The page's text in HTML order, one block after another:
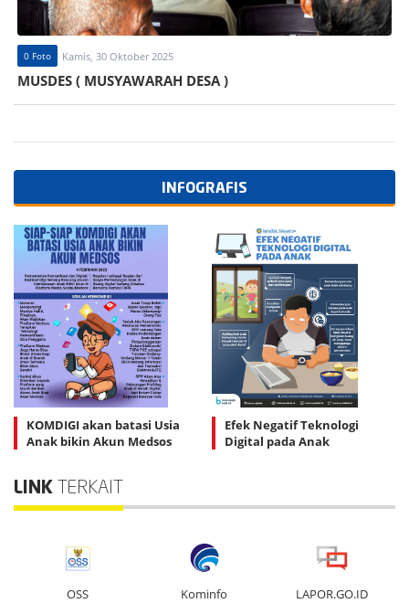
0 Foto Kamis, 30 Oktober 2025
MUSDES ( MUSYAWARAH DESA )
INFOGRAFIS
KOMDIGI akan batasi Usia
Anak bikin Akun Medsos
Efek Negatif Teknologi
Digital pada Anak
LINK TERKAIT
OSS Kominfo LAPOR.GO.ID